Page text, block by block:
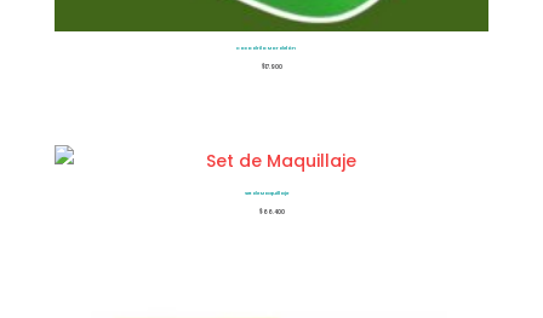
Cocodrilo Mordelón
$17.900
Set de Maquillaje
$66.400